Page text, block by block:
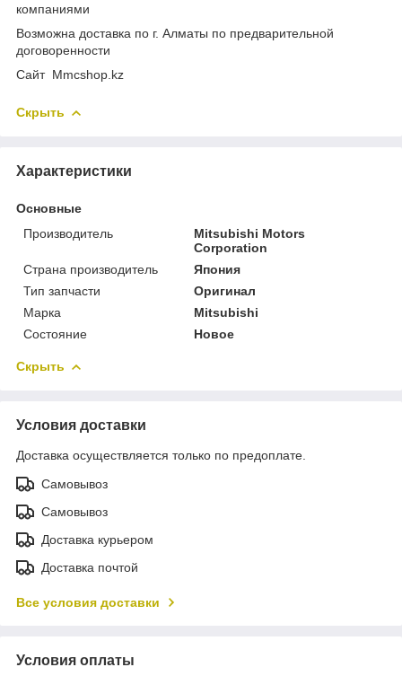
компаниями
Возможна доставка по г. Алматы по предварительной
договоренности
Cайт Mmcshop.kz
Скрыть
Характеристики
Основные
Производитель
Mitsubishi Motors
Corporation
Страна производитель
Япония
Тип запчасти
Оригинал
Марка
Mitsubishi
Состояние
Новое
Скрыть
Условия доставки
Доставка осуществляется только по предоплате.
Самовывоз
Самовывоз
Доставка курьером
Доставка почтой
Все условия доставки
Условия оплаты